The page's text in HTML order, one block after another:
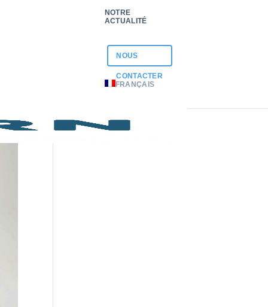
NOTRE
ACTUALITÉ
NOUS
CONTACTER
FRANÇAIS